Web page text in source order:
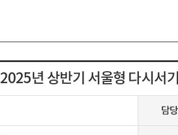
년 상반기 서울형 다시서
담